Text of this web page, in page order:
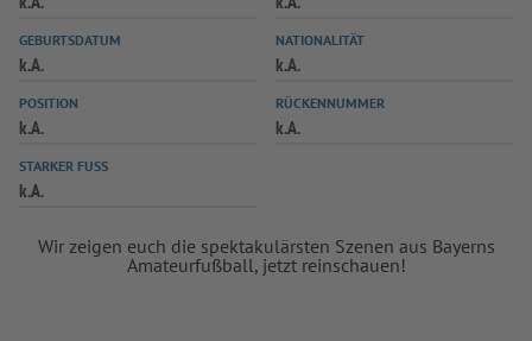
SPIELPLUS
GEBURTSDATUM
k.A.
NATIONALITÄT
k.A.
POSITION
k.A.
RÜCKENNUMMER
k.A.
STARKER FUSS
k.A.
Wir zeigen euch die spektakulärsten Szenen aus Bayerns
Amateurfußball, jetzt reinschauen!